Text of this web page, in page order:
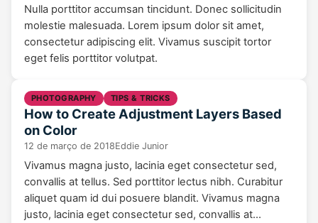
Nulla porttitor accumsan tincidunt. Donec sollicitudin
molestie malesuada. Lorem ipsum dolor sit amet,
consectetur adipiscing elit. Vivamus suscipit tortor
eget felis porttitor volutpat.
PHOTOGRAPHY TIPS & TRICKS
How to Create Adjustment Layers Based
on Color
12 de março de 2018Eddie Junior
Vivamus magna justo, lacinia eget consectetur sed,
convallis at tellus. Sed porttitor lectus nibh. Curabitur
aliquet quam id dui posuere blandit. Vivamus magna
justo, lacinia eget consectetur sed, convallis at…